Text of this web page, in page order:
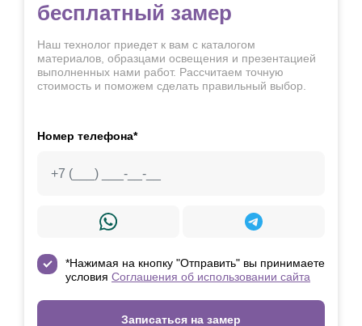
бесплатный замер
Наш технолог приедет к вам с каталогом
материалов, образцами освещения и презентацией
выполненных нами работ. Рассчитаем точную
стоимость и поможем сделать правильный выбор.
Номер телефона*
*Нажимая на кнопку "Отправить" вы принимаете
условия Соглашения об использовании сайта
Записаться на замер